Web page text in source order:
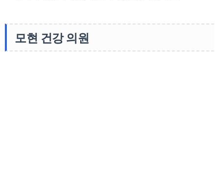
모현 건강 의원